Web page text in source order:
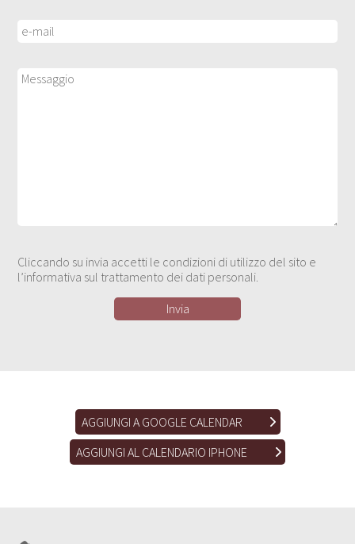
Cliccando su invia accetti le condizioni di utilizzo del sito e
l’informativa sul trattamento dei dati personali.
AGGIUNGI A GOOGLE CALENDAR
AGGIUNGI AL CALENDARIO IPHONE